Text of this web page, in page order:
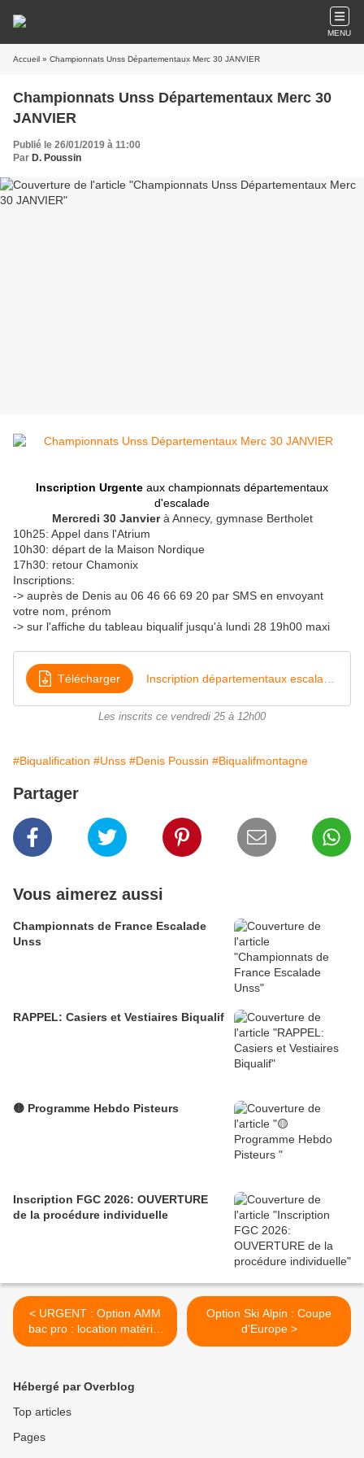
MENU
Accueil » Championnats Unss Départementaux Merc 30 JANVIER
Championnats Unss Départementaux Merc 30
JANVIER
Publié le 26/01/2019 à 11:00
Par D. Poussin
Inscription Urgente aux championnats départementaux
d'escalade
Mercredi 30 Janvierà Annecy, gymnase Bertholet
10h25: Appel dans l'Atrium
10h30: départ de la Maison Nordique
17h30: retour Chamonix
Inscriptions:
-> auprès de Denis au 06 46 66 69 20 par SMS en envoyant
votre nom, prénom
-> sur l'affiche du tableau biqualif jusqu'à lundi 28 19h00 maxi
Télécharger
Les inscrits ce vendredi 25 à 12h00
#Biqualification #Unss #Denis Poussin #Biqualifmontagne
Partager
Vous aimerez aussi
Championnats de France Escalade
Unss
RAPPEL: Casiers et Vestiaires Biqualif
🟡 Programme Hebdo Pisteurs
Inscription FGC 2026: OUVERTURE
de la procédure individuelle
< URGENT : Option AMM
bac pro : location matériel
raquettes
Option Ski Alpin : Coupe
d'Europe >
Hébergé par Overblog
Top articles
Pages